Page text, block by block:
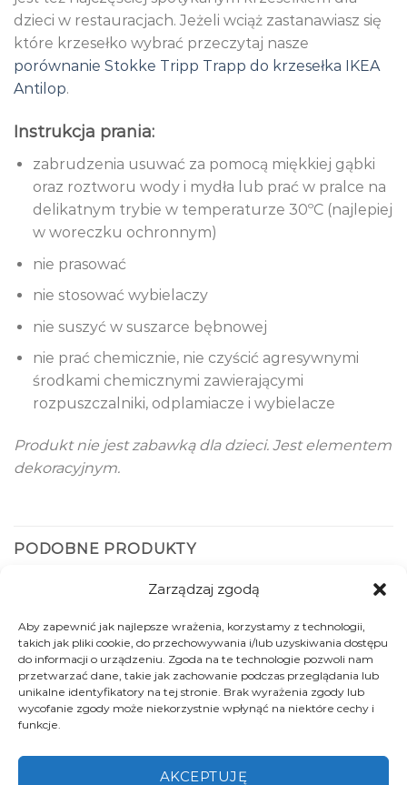
Zarządzaj zgodą
Aby zapewnić jak najlepsze wrażenia, korzystamy z technologii,
takich jak pliki cookie, do przechowywania i/lub uzyskiwania dostępu
do informacji o urządzeniu. Zgoda na te technologie pozwoli nam
przetwarzać dane, takie jak zachowanie podczas przeglądania lub
unikalne identyfikatory na tej stronie. Brak wyrażenia zgody lub
wycofanie zgody może niekorzystnie wpłynąć na niektóre cechy i
funkcje.
AKCEPTUJĘ
dzieci w restauracjach. Jeżeli wciąż zastanawiasz się
które krzesełko wybrać przeczytaj nasze
porównanie Stokke Tripp Trapp do krzesełka IKEA
Antilop.
Instrukcja prania:
zabrudzenia usuwać za pomocą miękkiej gąbki
oraz roztworu wody i mydła lub prać w pralce na
delikatnym trybie w temperaturze 30ºC (najlepiej
w woreczku ochronnym)
nie prasować
nie stosować wybielaczy
nie suszyć w suszarce bębnowej
nie prać chemicznie, nie czyścić agresywnymi
środkami chemicznymi zawierającymi
rozpuszczalniki, odplamiacze i wybielacze
Produkt nie jest zabawką dla dzieci. Jest elementem
dekoracyjnym.
PODOBNE PRODUKTY
BRAK W MAGAZYNIE
Pokrowiec na poduszkę Podnóżek do krzesełka